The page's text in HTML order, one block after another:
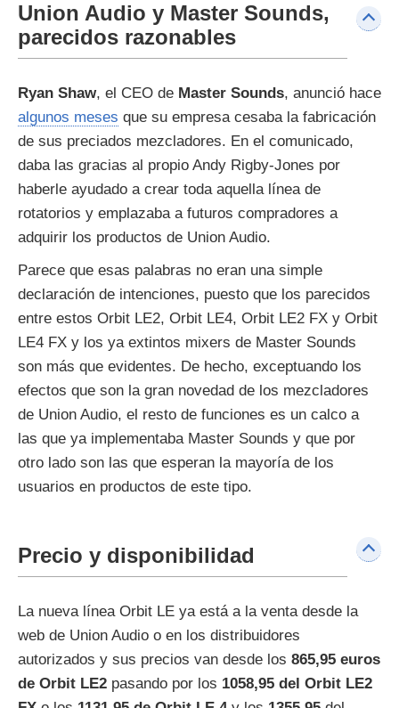
Union Audio y Master Sounds,
parecidos razonables
Ryan Shaw, el CEO de Master Sounds, anunció hace
algunos meses que su empresa cesaba la fabricación
de sus preciados mezcladores. En el comunicado,
daba las gracias al propio Andy Rigby-Jones por
haberle ayudado a crear toda aquella línea de
rotatorios y emplazaba a futuros compradores a
adquirir los productos de Union Audio.
Parece que esas palabras no eran una simple
declaración de intenciones, puesto que los parecidos
entre estos Orbit LE2, Orbit LE4, Orbit LE2 FX y Orbit
LE4 FX y los ya extintos mixers de Master Sounds
son más que evidentes. De hecho, exceptuando los
efectos que son la gran novedad de los mezcladores
de Union Audio, el resto de funciones es un calco a
las que ya implementaba Master Sounds y que por
otro lado son las que esperan la mayoría de los
usuarios en productos de este tipo.
Precio y disponibilidad
La nueva línea Orbit LE ya está a la venta desde la
web de Union Audio o en los distribuidores
autorizados y sus precios van desde los 865,95 euros
de Orbit LE2 pasando por los 1058,95 del Orbit LE2